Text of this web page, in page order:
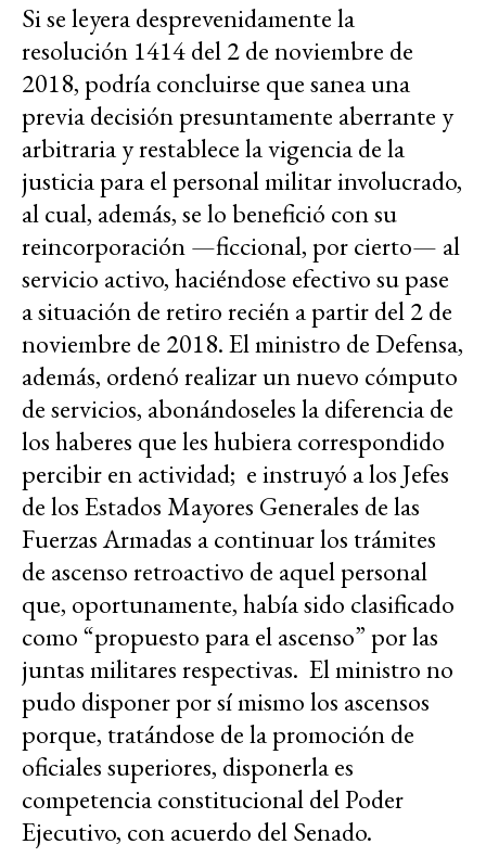
Si se leyera desprevenidamente la
resolución 1414 del 2 de noviembre de
2018, podría concluirse que sanea una
previa decisión presuntamente aberrante y
arbitraria y restablece la vigencia de la
justicia para el personal militar involucrado,
al cual, además, se lo benefició con su
reincorporación —ficcional, por cierto— al
servicio activo, haciéndose efectivo su pase
a situación de retiro recién a partir del 2 de
noviembre de 2018. El ministro de Defensa,
además, ordenó realizar un nuevo cómputo
de servicios, abonándoseles la diferencia de
los haberes que les hubiera correspondido
percibir en actividad; e instruyó a los Jefes
de los Estados Mayores Generales de las
Fuerzas Armadas a continuar los trámites
de ascenso retroactivo de aquel personal
que, oportunamente, había sido clasificado
como “propuesto para el ascenso” por las
juntas militares respectivas. El ministro no
pudo disponer por sí mismo los ascensos
porque, tratándose de la promoción de
oficiales superiores, disponerla es
competencia constitucional del Poder
Ejecutivo, con acuerdo del Senado.